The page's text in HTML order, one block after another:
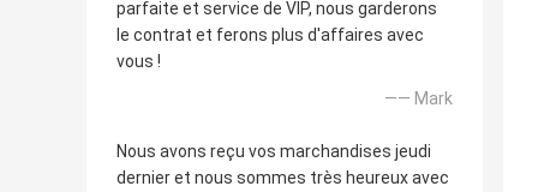
parfaite et service de VIP, nous garderons
le contrat et ferons plus d'affaires avec
vous !
—— Mark
Nous avons reçu vos marchandises jeudi
dernier et nous sommes très heureux avec